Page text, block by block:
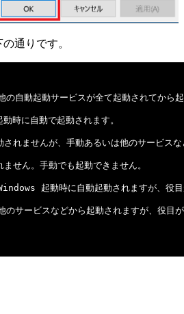
通りです。
自動起動サービスが全て起動されてから
時に自動で起動されます。
れませんが、手動あるいは他のサービス
せん。手動でも起動できません。
起動時に自動起動されますが、役
サービスなどから起動されますが、役目